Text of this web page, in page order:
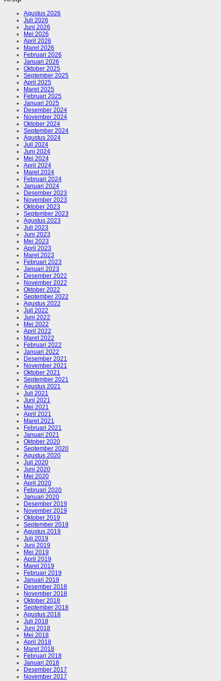
Agustus 2026
Juli 2026
Juni 2026
Mei 2026
April 2026
Maret 2026
Februari 2026
Januari 2026
Oktober 2025
September 2025
April 2025
Maret 2025
Februari 2025
Januari 2025
Desember 2024
November 2024
Oktober 2024
September 2024
Agustus 2024
Juli 2024
Juni 2024
Mei 2024
April 2024
Maret 2024
Februari 2024
Januari 2024
Desember 2023
November 2023
Oktober 2023
September 2023
Agustus 2023
Juli 2023
Juni 2023
Mei 2023
April 2023
Maret 2023
Februari 2023
Januari 2023
Desember 2022
November 2022
Oktober 2022
September 2022
Agustus 2022
Juli 2022
Juni 2022
Mei 2022
April 2022
Maret 2022
Februari 2022
Januari 2022
Desember 2021
November 2021
Oktober 2021
September 2021
Agustus 2021
Juli 2021
Juni 2021
Mei 2021
April 2021
Maret 2021
Februari 2021
Januari 2021
Oktober 2020
September 2020
Agustus 2020
Juli 2020
Juni 2020
Mei 2020
April 2020
Februari 2020
Januari 2020
Desember 2019
November 2019
Oktober 2019
September 2019
Agustus 2019
Juli 2019
Juni 2019
Mei 2019
April 2019
Maret 2019
Februari 2019
Januari 2019
Desember 2018
November 2018
Oktober 2018
September 2018
Agustus 2018
Juli 2018
Juni 2018
Mei 2018
April 2018
Maret 2018
Februari 2018
Januari 2018
Desember 2017
November 2017